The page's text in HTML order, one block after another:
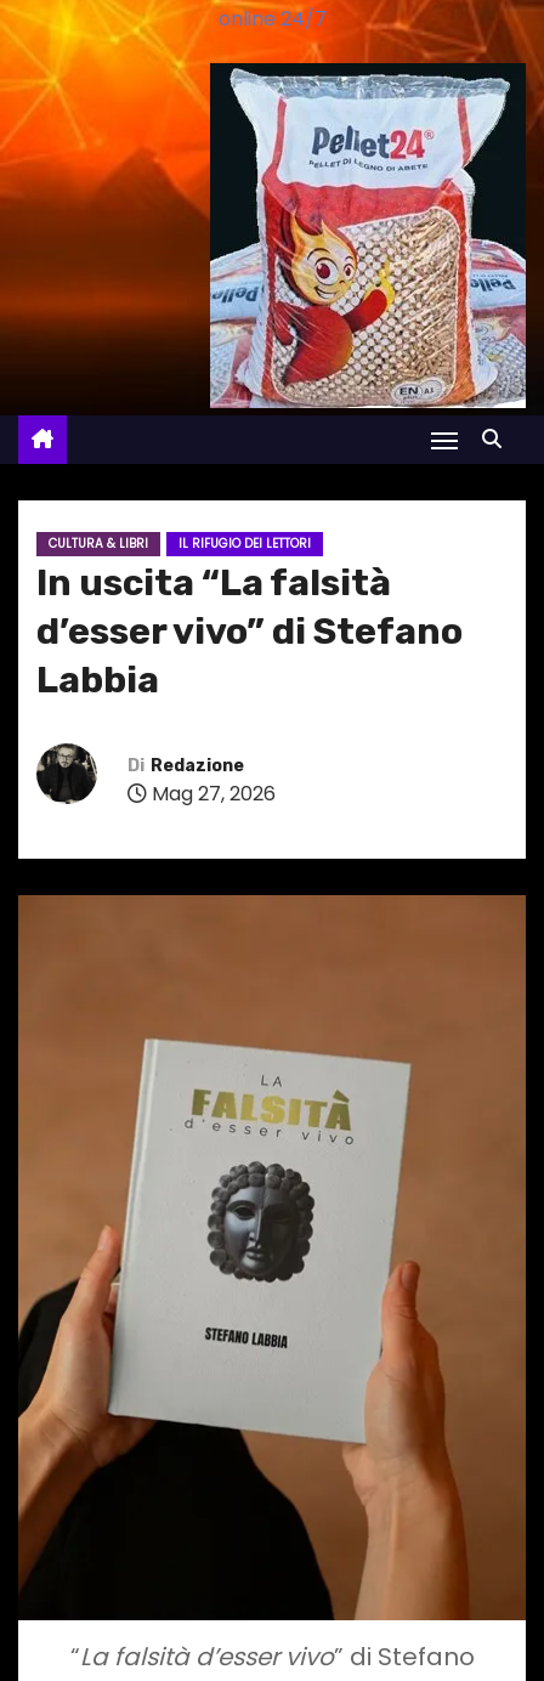
online 24/7
CULTURA & LIBRI IL RIFUGIO DEI LETTORI
In uscita “La falsità
d’esser vivo” di Stefano
Labbia
Di Redazione
Mag 27, 2026
“La falsità d’esser vivo” di Stefano